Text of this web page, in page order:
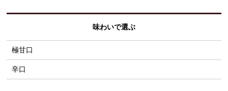
味わいで選ぶ
極甘口
辛口